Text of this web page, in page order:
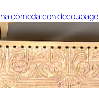
cómoda con decoupage